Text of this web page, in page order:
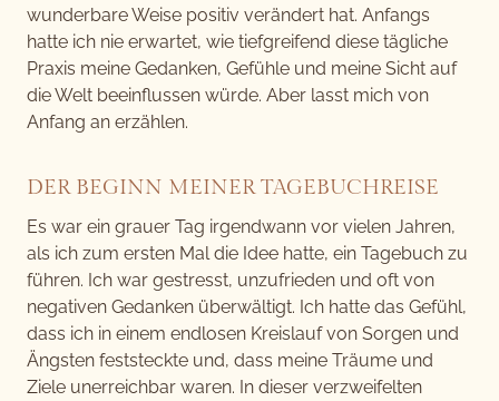
wunderbare Weise positiv verändert hat. Anfangs
hatte ich nie erwartet, wie tiefgreifend diese tägliche
Praxis meine Gedanken, Gefühle und meine Sicht auf
die Welt beeinflussen würde. Aber lasst mich von
Anfang an erzählen.
DER BEGINN MEINER TAGEBUCHREISE
Es war ein grauer Tag irgendwann vor vielen Jahren,
als ich zum ersten Mal die Idee hatte, ein Tagebuch zu
führen. Ich war gestresst, unzufrieden und oft von
negativen Gedanken überwältigt. Ich hatte das Gefühl,
dass ich in einem endlosen Kreislauf von Sorgen und
Ängsten feststeckte und, dass meine Träume und
Ziele unerreichbar waren. In dieser verzweifelten